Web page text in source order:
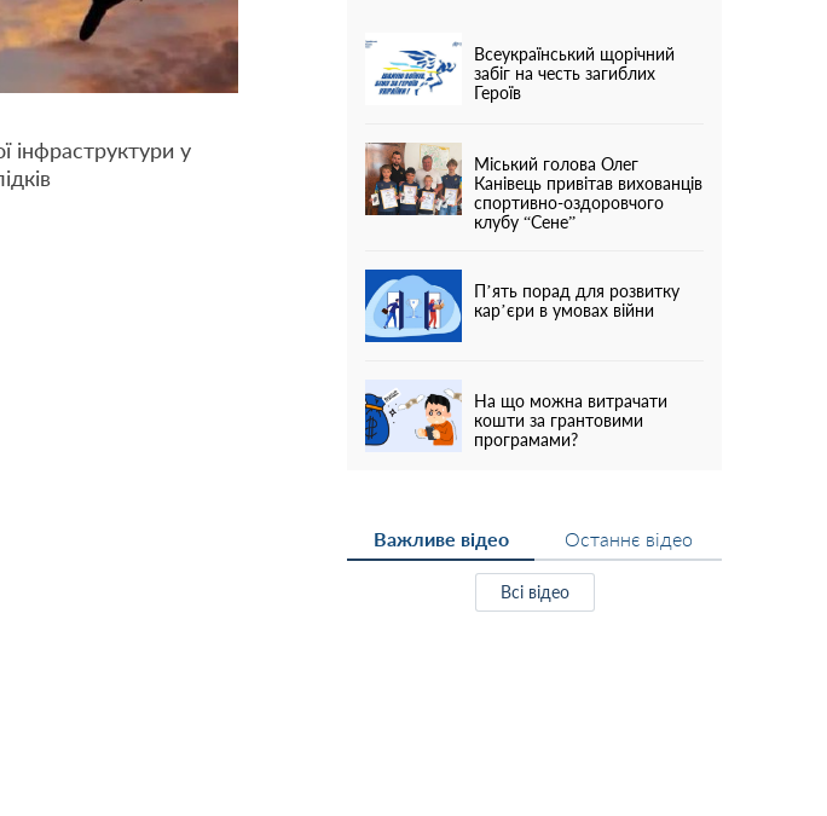
інфраструктури у
Всеукраїнський щорічний
забіг на честь загиблих
Героїв
Міський голова Олег
Канівець привітав вихованців
спортивно-оздоровчого
клубу “Сене”
П’ять порад для розвитку
кар’єри в умовах війни
На що можна витрачати
кошти за грантовими
програмами?
Важливе відео Останнє відео
Всі відео